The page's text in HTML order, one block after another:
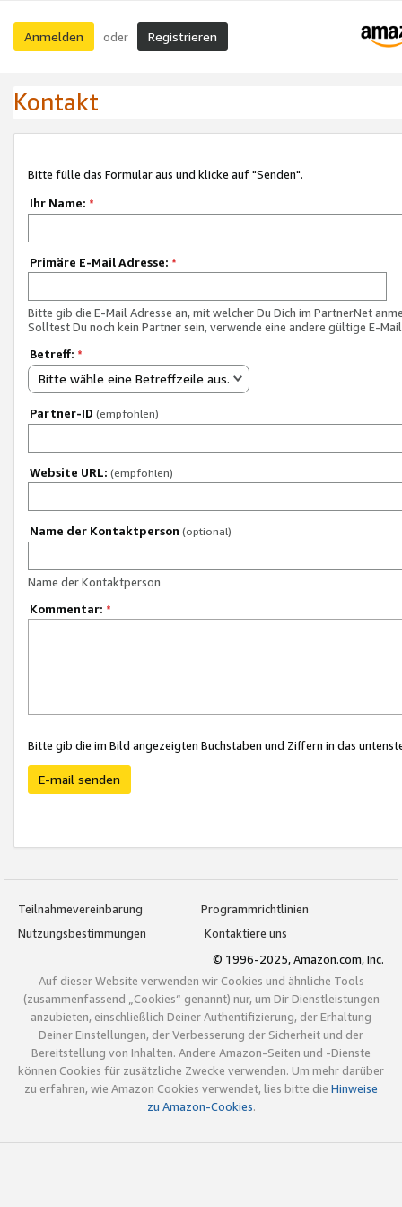
Anmelden oder Registrieren
Kontakt
Bitte fülle das Formular aus und klicke auf "Senden".
Ihr Name: *
Primäre E-Mail Adresse: *
Bitte gib die E-Mail Adresse an, mit welcher Du Dich im PartnerNet
Solltest Du noch kein Partner sein, verwende eine andere gültige E-
Betreff: *
Bitte wähle eine Betreffzeile aus.
Partner-ID (empfohlen)
Website URL: (empfohlen)
Name der Kontaktperson (optional)
Name der Kontaktperson
Kommentar: *
Bitte gib die im Bild angezeigten Buchstaben und Ziffern in das
E-mail senden
Teilnahmevereinbarung
Programmrichtlinien
Nutzungsbestimmungen
Kontaktiere uns
© 1996-2025, Amazon.com, Inc.
Auf dieser Website verwenden wir Cookies und ähnliche Tools
(zusammenfassend „Cookies“ genannt) nur, um Dir Dienstleistungen
anzubieten, einschließlich Deiner Authentifizierung, der Erhaltung
Deiner Einstellungen, der Verbesserung der Sicherheit und der
Bereitstellung von Inhalten. Andere Amazon-Seiten und -Dienste
können Cookies für zusätzliche Zwecke verwenden. Um mehr darüber
zu erfahren, wie Amazon Cookies verwendet, lies bitte die Hinweise
zu Amazon-Cookies.